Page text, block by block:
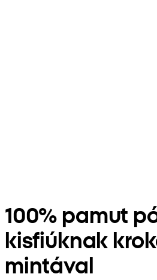
100% pamut
kisfiúknak
mintával